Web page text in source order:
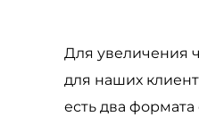
Для увеличения
для наших
есть два